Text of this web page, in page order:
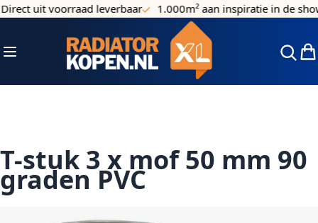
Ga naar de inhoud
uit voorraad leverbaar 1.000m² aan inspiratie in de
Toggle Nav
T-stuk 3 x mof 50 mm 90
graden PVC